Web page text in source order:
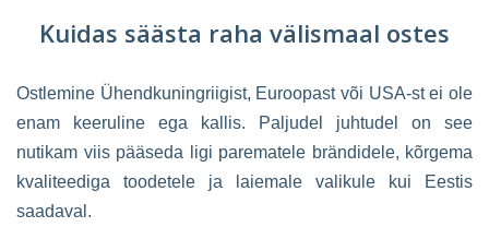
Kuidas säästa raha välismaal ostes
Ostlemine Ühendkuningriigist, Euroopast või USA-st ei ole
enam keeruline ega kallis. Paljudel juhtudel on see
nutikam viis pääseda ligi parematele brändidele, kõrgema
kvaliteediga toodetele ja laiemale valikule kui Eestis
saadaval.